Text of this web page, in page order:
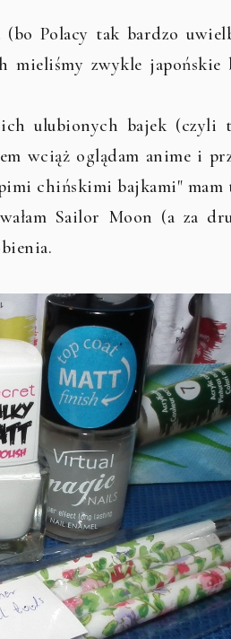
(bo Polacy tak bardzo
mieliśmy zwykle
ulubionych bajek (czyli
wciąż oglądam anime i
chińskimi bajkami" mam
Sailor Moon (a za